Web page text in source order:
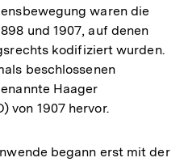
waren die
und 1907, auf denen
kodifiziert wurden.
beschlossenen
Haager
von 1907 hervor.
begann erst mit der